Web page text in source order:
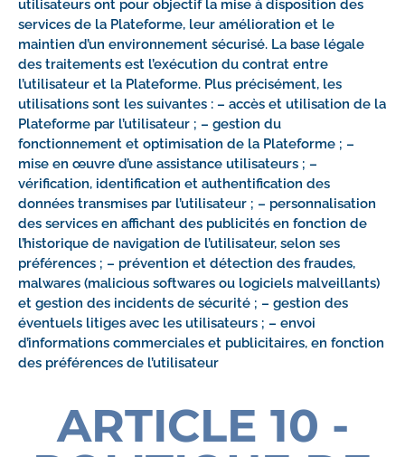
utilisateurs ont pour objectif la mise à disposition des
services de la Plateforme, leur amélioration et le
maintien d’un environnement sécurisé. La base légale
des traitements est l’exécution du contrat entre
l’utilisateur et la Plateforme. Plus précisément, les
utilisations sont les suivantes : – accès et utilisation de la
Plateforme par l’utilisateur ; – gestion du
fonctionnement et optimisation de la Plateforme ; –
mise en œuvre d’une assistance utilisateurs ; –
vérification, identification et authentification des
données transmises par l’utilisateur ; – personnalisation
des services en affichant des publicités en fonction de
l’historique de navigation de l’utilisateur, selon ses
préférences ; – prévention et détection des fraudes,
malwares (malicious softwares ou logiciels malveillants)
et gestion des incidents de sécurité ; – gestion des
éventuels litiges avec les utilisateurs ; – envoi
d’informations commerciales et publicitaires, en fonction
des préférences de l’utilisateur
ARTICLE 10 -